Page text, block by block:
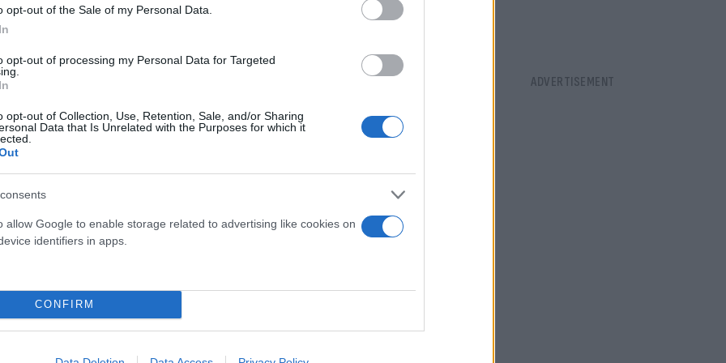
opt-out of the Sale of my Personal Data.
opt-out of processing my Personal Data for Targeted
opt-out of Collection, Use, Retention, Sale, and/or Sharing
Data that Is Unrelated with the Purposes for which it
allow Google to enable storage related to advertising like cookies on
identifiers in apps.
CONFIRM
Φροστ, η ακτιβίστριαΝτορίν Λόρενςκαι ο πρώην βουλευτής
απόφαση
πλήρη δικαίωση της δημοσιογραφικής της
Daily Mail is dismissed in full https://t.co/Le9SZe5dUP
δικαστικές υποθέσεις που είχε προκαλέσει ο δούκας
δεν επηρεάζει προηγούμενες επιτυχίες του στα
υποκλοπών κατά της « Mirror Group Newspapers